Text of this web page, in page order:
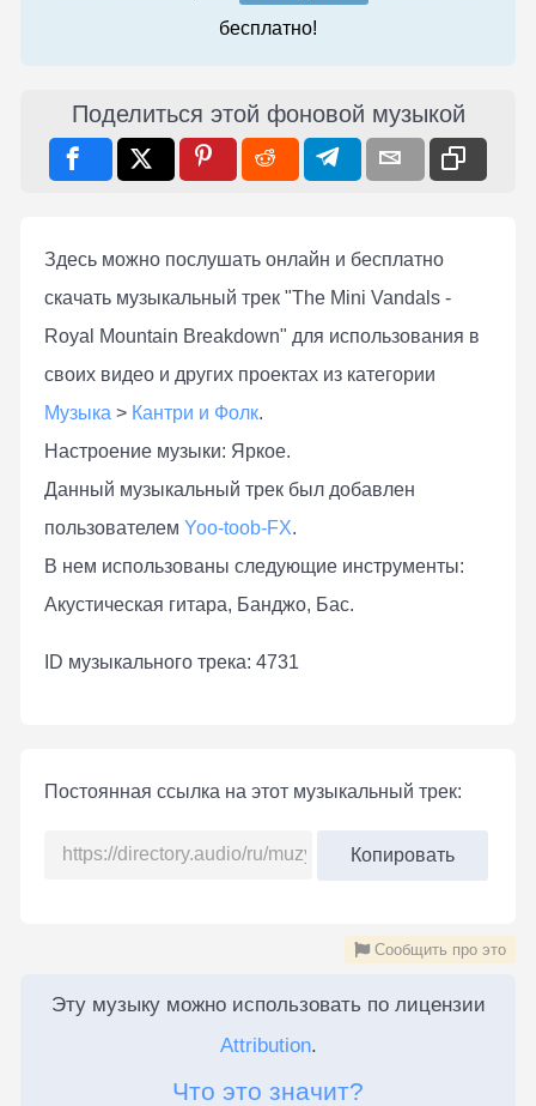
бесплатно!
Поделиться этой фоновой музыкой
Здесь можно послушать онлaйн и бесплатно
скачать музыкальный трек "The Mini Vandals -
Royal Mountain Breakdown" для использования в
своих видео и других проектах из категории
Музыка > Кантри и Фолк.
Настроение музыки: Яркое.
Данный музыкальный трек был добавлен
пользователем Yoo-toob-FX.
В нем использованы следующие инструменты:
Акустическая гитара, Банджо, Бас.
ID музыкального трека: 4731
Постоянная ссылка на этот музыкальный трек:
Копировать
Сообщить про это
Эту музыку можно использовать по лицензии
Attribution.
Что это значит?